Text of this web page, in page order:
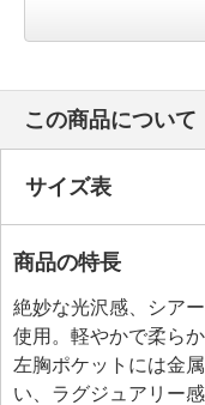
この商品について
サイズ表
商品の特長
絶妙な光沢感、シア
使用。軽やかで柔ら
左胸ポケットには金
い、ラグジュアリー